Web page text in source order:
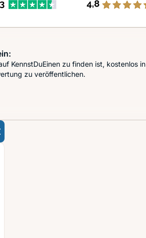
KennstDuEinen zu finden ist, kostenlos in
zu veröffentlichen.